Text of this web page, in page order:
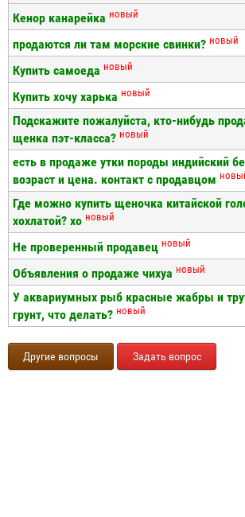
Кенор канарейка новый
продаются ли там морские свинки? новый
Купить самоеда новый
Купить хочу харька новый
Подскажите пожалуйста, кто-нибудь
щенка пэт-класса? новый
есть в продаже утки породы индийский
возраст и цена. контакт с продавцом
Где можно купить щеночка китайской
хохлатой? хо новый
Не проверенный продавец новый
Объявления о продаже чихуа новый
У аквариумных рыб красные жабры и
грунт, что делать? новый
Другие вопросы Задать вопрос